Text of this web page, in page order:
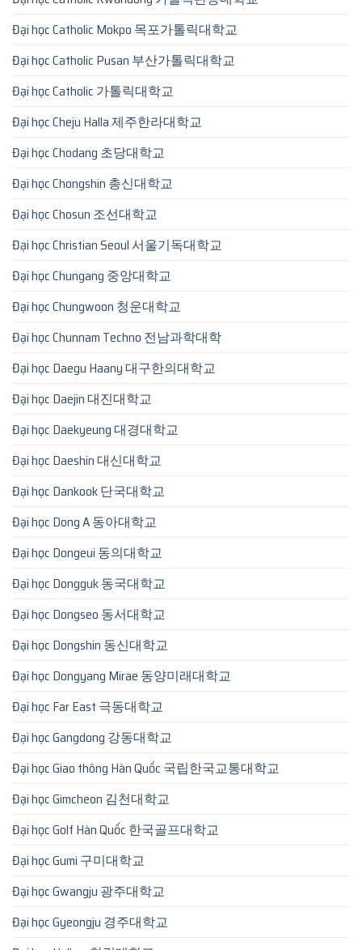
Đại học Catholic Mokpo 목포가톨릭대학교
Đại học Catholic Pusan 부산가톨릭대학교
Đại học Catholic 가톨릭대학교
Đại học Cheju Halla 제주한라대학교
Đại học Chodang 초당대학교
Đại học Chongshin 총신대학교
Đại học Chosun 조선대학교
Đại học Christian Seoul 서울기독대학교
Đại học Chungang 중앙대학교
Đại học Chungwoon 청운대학교
Đại học Chunnam Techno 전남과학대학
Đại học Daegu Haany 대구한의대학교
Đại học Daejin 대진대학교
Đại học Daekyeung 대경대학교
Đại học Daeshin 대신대학교
Đại học Dankook 단국대학교
Đại học Dong A 동아대학교
Đại học Dongeui 동의대학교
Đại học Dongguk 동국대학교
Đại học Dongseo 동서대학교
Đại học Dongshin 동신대학교
Đại học Dongyang Mirae 동양미래대학교
Đại học Far East 극동대학교
Đại học Gangdong 강동대학교
Đại học Giao thông Hàn Quốc 국립한국교통대학교
Đại học Gimcheon 김천대학교
Đại học Golf Hàn Quốc 한국골프대학교
Đại học Gumi 구미대학교
Đại học Gwangju 광주대학교
Đại học Gyeongju 경주대학교